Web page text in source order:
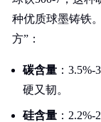
种优质球墨铸铁
方”：
碳含量 ：
硬又韧。
硅含量 ：